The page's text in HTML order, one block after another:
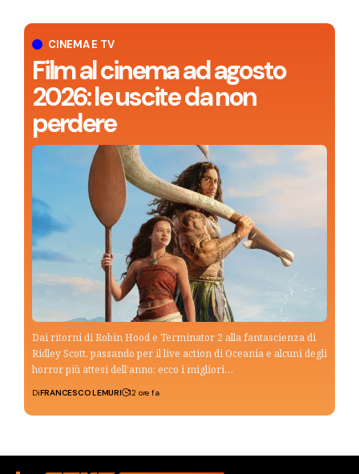
CINEMA E TV
Film al cinema ad agosto
2026: le uscite da non
perdere
Dai ritorni di Robin Hood e Terminator 2 alla fantascienza di
Ridley Scott, passando per il live action di Oceania e alcuni degli
horror più attesi dell’anno: ecco i migliori…
DiFRANCESCO LEMURI 12 ore fa